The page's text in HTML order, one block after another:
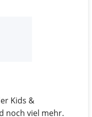
Kids &
noch viel mehr.